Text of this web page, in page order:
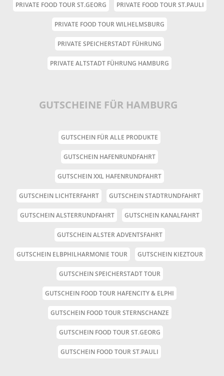
PRIVATE FOOD TOUR ST.GEORG PRIVATE FOOD TOUR ST.PAULI
PRIVATE FOOD TOUR WILHELMSBURG
PRIVATE SPEICHERSTADT FÜHRUNG
PRIVATE ALTSTADT FÜHRUNG HAMBURG
GUTSCHEINE FÜR HAMBURG
GUTSCHEIN FÜR ALLE PRODUKTE
GUTSCHEIN HAFENRUNDFAHRT
GUTSCHEIN XXL HAFENRUNDFAHRT
GUTSCHEIN LICHTERFAHRT GUTSCHEIN STADTRUNDFAHRT
GUTSCHEIN ALSTERRUNDFAHRT GUTSCHEIN KANALFAHRT
GUTSCHEIN ALSTER ADVENTSFAHRT
GUTSCHEIN ELBPHILHARMONIE TOUR GUTSCHEIN KIEZTOUR
GUTSCHEIN SPEICHERSTADT TOUR
GUTSCHEIN FOOD TOUR HAFENCITY & ELPHI
GUTSCHEIN FOOD TOUR STERNSCHANZE
GUTSCHEIN FOOD TOUR ST.GEORG
GUTSCHEIN FOOD TOUR ST.PAULI